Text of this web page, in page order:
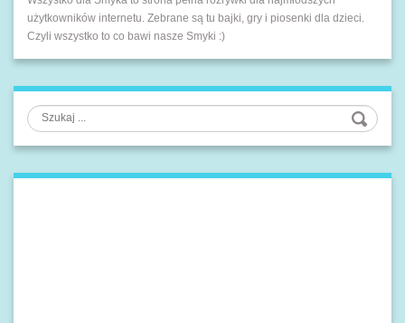
użytkowników internetu. Zebrane są tu bajki, gry i piosenki dla dzieci.
Czyli wszystko to co bawi nasze Smyki :)
Szukaj